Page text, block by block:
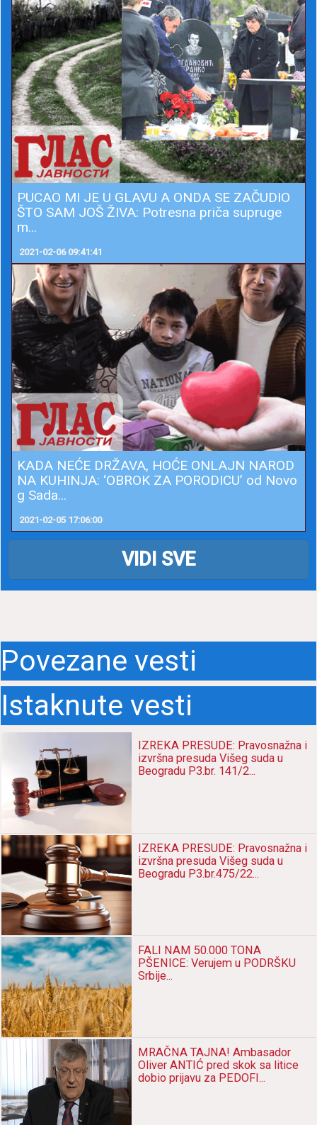
PUCAO MI JE U GLAVU A ONDA SE ZAČUDIO
ŠTO SAM JOŠ ŽIVA: Potresna priča supruge
m...
2021-02-06 09:41:41
KADA NEĆE DRŽAVA, HOĆE ONLAJN NAROD
NA KUHINJA: ‘OBROK ZA PORODICU’ od Novo
g Sada...
2021-02-05 17:06:00
VIDI SVE
Povezane vesti
Istaknute vesti
IZREKA PRESUDE: Pravosnažna i
izvršna presuda Višeg suda u
Beogradu P3.br. 141/2...
IZREKA PRESUDE: Pravosnažna i
izvršna presuda Višeg suda u
Beogradu P3.br.475/22...
FALI NAM 50.000 TONA
PŠENICE: Verujem u PODRŠKU
Srbije...
MRAČNA TAJNA! Ambasador
Oliver ANTIĆ pred skok sa litice
dobio prijavu za PEDOFI...